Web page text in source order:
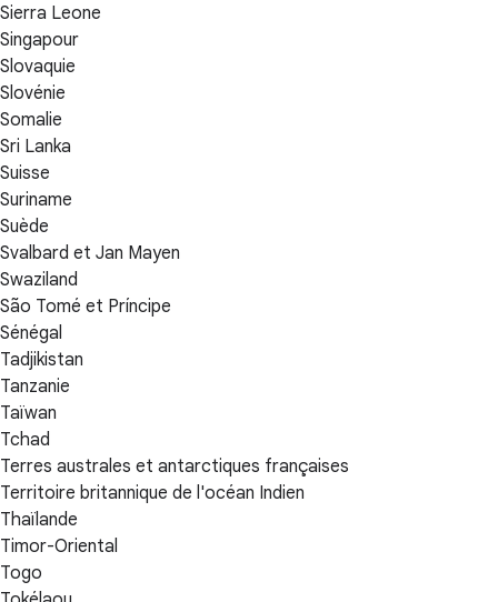
Sierra Leone
Singapour
Slovaquie
Slovénie
Somalie
Sri Lanka
Suisse
Suriname
Suède
Svalbard et Jan Mayen
Swaziland
São Tomé et Príncipe
Sénégal
Tadjikistan
Tanzanie
Taïwan
Tchad
Terres australes et antarctiques françaises
Territoire britannique de l'océan Indien
Thaïlande
Timor-Oriental
Togo